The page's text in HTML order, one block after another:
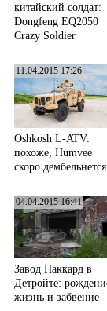
китайский солдат:
Dongfeng EQ2050
Crazy Soldier
11.04.2015 17:26
Oshkosh L-ATV:
похоже, Humvee
скоро дембельнется
04.04.2015 16:41
Завод Паккард в
Детройте:
жизнь и забвение